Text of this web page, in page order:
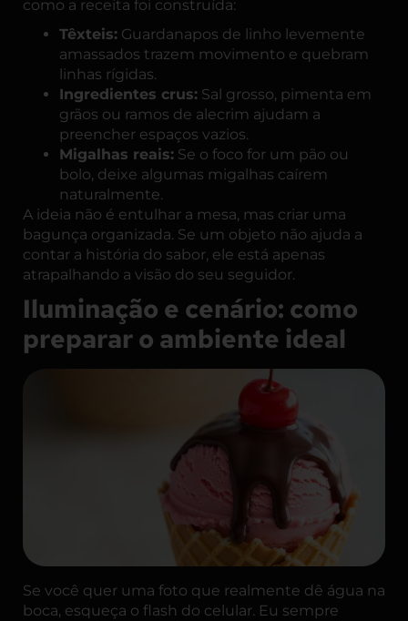
como a receita foi construída:
Têxteis: Guardanapos de linho levemente
amassados trazem movimento e quebram
linhas rígidas.
Ingredientes crus: Sal grosso, pimenta em
grãos ou ramos de alecrim ajudam a
preencher espaços vazios.
Migalhas reais: Se o foco for um pão ou
bolo, deixe algumas migalhas caírem
naturalmente.
A ideia não é entulhar a mesa, mas criar uma
bagunça organizada. Se um objeto não ajuda a
contar a história do sabor, ele está apenas
atrapalhando a visão do seu seguidor.
Iluminação e cenário: como
preparar o ambiente ideal
Se você quer uma foto que realmente dê água na
boca, esqueça o flash do celular. Eu sempre